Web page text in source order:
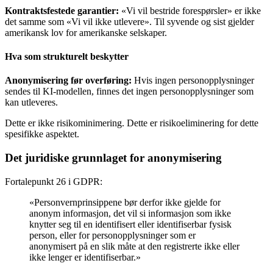
Kontraktsfestede garantier: «Vi vil bestride forespørsler» er ikke
det samme som «Vi vil ikke utlevere». Til syvende og sist gjelder
amerikansk lov for amerikanske selskaper.
Hva som strukturelt beskytter
Anonymisering før overføring: Hvis ingen personopplysninger
sendes til KI-modellen, finnes det ingen personopplysninger som
kan utleveres.
Dette er ikke risikominimering. Dette er risikoeliminering for dette
spesifikke aspektet.
Det juridiske grunnlaget for anonymisering
Fortalepunkt 26 i GDPR:
«Personvernprinsippene bør derfor ikke gjelde for
anonym informasjon, det vil si informasjon som ikke
knytter seg til en identifisert eller identifiserbar fysisk
person, eller for personopplysninger som er
anonymisert på en slik måte at den registrerte ikke eller
ikke lenger er identifiserbar.»